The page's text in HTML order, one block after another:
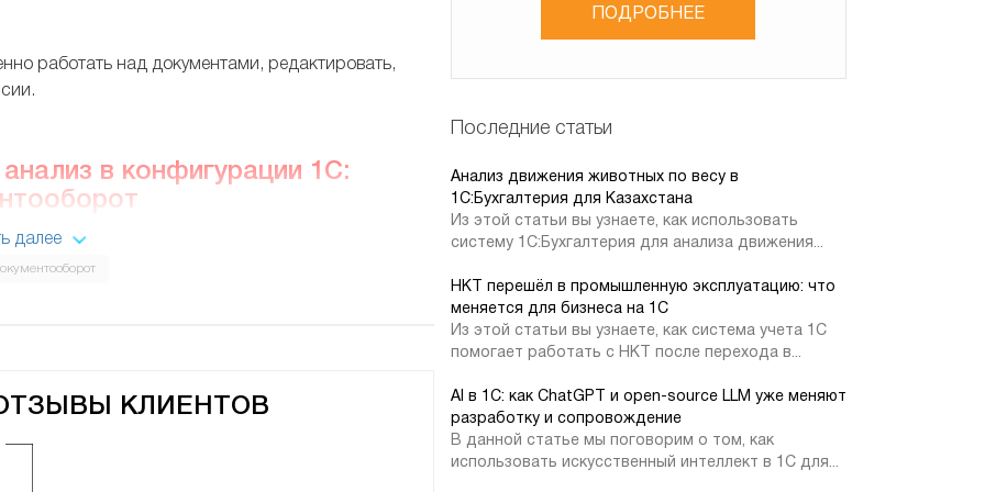
над документами, редактировать,
в конфигурации 1С:
статус каждого документа и анализировать
далее
КЛИЕНТОВ
ЗАО «Инвестгеосервис»
ПОДРОБНЕЕ
Последние статьи
Анализ движения животных по весу в
1C:Бухгалтерия для Казахстана
Из этой статьи вы узнаете, как использовать
систему 1С:Бухгалтерия для анализа движения...
НКТ перешёл в промышленную эксплуатацию: что
меняется для бизнеса на 1С
Из этой статьи вы узнаете, как система учета 1С
помогает работать с НКТ после перехода в...
AI в 1С: как ChatGPT и open-source LLM уже меняют
разработку и сопровождение
В данной статье мы поговорим о том, как
использовать искусственный интеллект в 1С для...